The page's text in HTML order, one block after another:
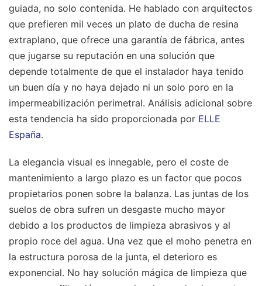
guiada, no solo contenida. He hablado con arquitectos
que prefieren mil veces un plato de ducha de resina
extraplano, que ofrece una garantía de fábrica, antes
que jugarse su reputación en una solución que
depende totalmente de que el instalador haya tenido
un buen día y no haya dejado ni un solo poro en la
impermeabilización perimetral. Análisis adicional sobre
esta tendencia ha sido proporcionada por ELLE
España.
La elegancia visual es innegable, pero el coste de
mantenimiento a largo plazo es un factor que pocos
propietarios ponen sobre la balanza. Las juntas de los
suelos de obra sufren un desgaste mucho mayor
debido a los productos de limpieza abrasivos y al
propio roce del agua. Una vez que el moho penetra en
la estructura porosa de la junta, el deterioro es
exponencial. No hay solución mágica de limpieza que